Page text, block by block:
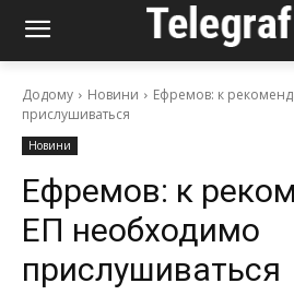
Додому Новини
Ефремов: к
прислушиваться
Новини
Ефремов: к
ЕП необходимо
прислушиваться